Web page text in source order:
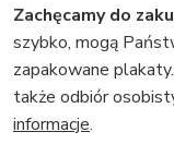
Zachęcamy do
szybko, mogą
zapakowane
także odbiór
informacje.